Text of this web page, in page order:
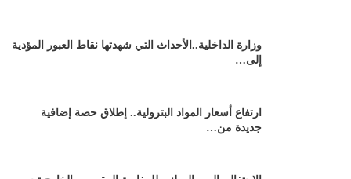
وزارة الداخلية..الأحداث التي شهدتها نقاط العبور المؤدية
إلى…
ارتفاع أسعار المواد البترولية.. إطلاق حصة إضافية
جديدة من…